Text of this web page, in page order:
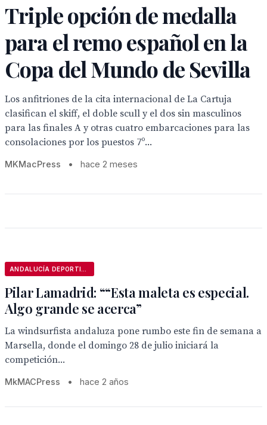
Triple opción de medalla
para el remo español en la
Copa del Mundo de Sevilla
Los anfitriones de la cita internacional de La Cartuja
clasifican el skiff, el doble scull y el dos sin masculinos
para las finales A y otras cuatro embarcaciones para las
consolaciones por los puestos 7º...
MKMacPress • hace 2 meses
Pilar Lamadrid: ““Esta maleta es especial.
Algo grande se acerca”
La windsurfista andaluza pone rumbo este fin de semana a
Marsella, donde el domingo 28 de julio iniciará la
competición...
MkMACPress • hace 2 años